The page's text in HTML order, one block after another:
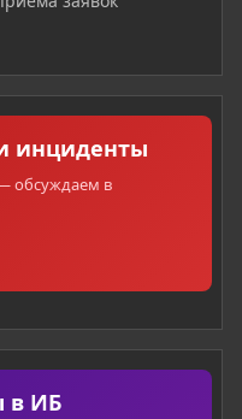
инциденты
обсуждаем в
в ИБ